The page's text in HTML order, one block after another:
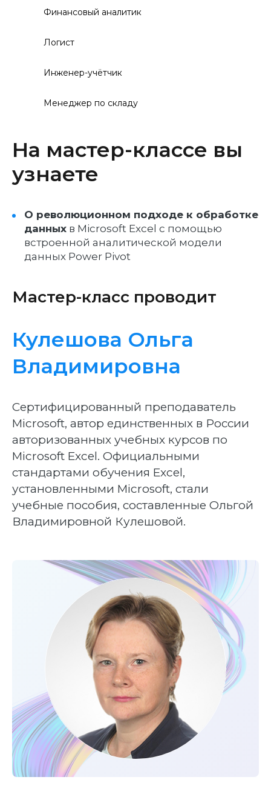
Финансовый аналитик
Логист
Инженер-учётчик
Менеджер по складу
На мастер-классе вы
узнаете
О революционном подходе к обработке
данных в Microsoft Excel с помощью
встроенной аналитической модели
данных Power Pivot
Мастер-класс проводит
Кулешова Ольга
Владимировна
Сертифицированный преподаватель
Microsoft, автор единственных в России
авторизованных учебных курсов по
Microsoft Excel. Официальными
стандартами обучения Excel,
установленными Microsoft, стали
учебные пособия, составленные Ольгой
Владимировной Кулешовой.